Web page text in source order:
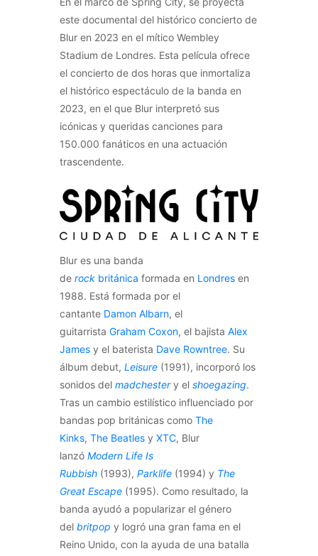
este documental del histórico concierto de
Blur en 2023 en el mítico Wembley
Stadium de Londres. Esta película ofrece
el concierto de dos horas que inmortaliza
el histórico espectáculo de la banda en
2023, en el que Blur interpretó sus
icónicas y queridas canciones para
150.000 fanáticos en una actuación
trascendente.
Blur es una banda
de rock británica formada en Londres en
1988. Está formada por el
cantante Damon Albarn, el
guitarrista Graham Coxon, el bajista Alex
James y el baterista Dave Rowntree. Su
álbum debut, Leisure (1991), incorporó los
sonidos del madchestery el shoegazing.
Tras un cambio estilístico influenciado por
bandas pop británicas como The
Kinks, The Beatles y XTC, Blur
lanzó Modern Life Is
Rubbish (1993), Parklife (1994) y The
Great Escape (1995). Como resultado, la
banda ayudó a popularizar el género
del britpop y logró una gran fama en el
Reino Unido, con la ayuda de una batalla